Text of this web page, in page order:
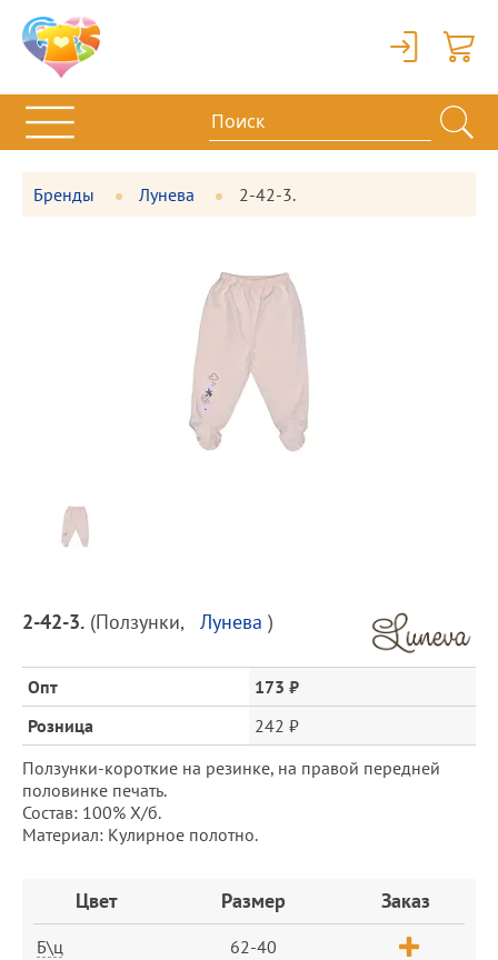
Вход
Бренды Лунева 2-42-3.
Описание
товара
и
цена
2-42-3. (Ползунки, Лунева )
Опт
173 ₽
Розница
242 ₽
Ползунки-короткие на резинке, на правой передней
половинке печать.
Состав: 100% Х/б.
Материал: Кулирное полотно.
ЗаказЦвет Размер Заказ
Б\ц 62-40